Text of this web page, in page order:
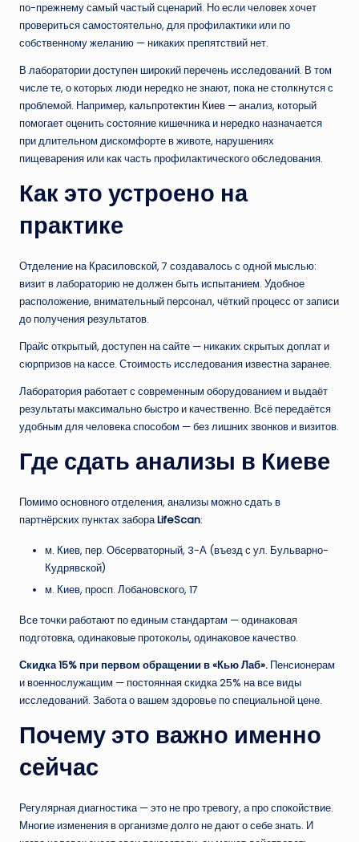
по-прежнему самый частый сценарий. Но если человек хочет
провериться самостоятельно, для профилактики или по
собственному желанию — никаких препятствий нет.
В лаборатории доступен широкий перечень исследований. В том
числе те, о которых люди нередко не знают, пока не столкнутся с
проблемой. Например, кальпротектин Киев — анализ, который
помогает оценить состояние кишечника и нередко назначается
при длительном дискомфорте в животе, нарушениях
пищеварения или как часть профилактического обследования.
Как это устроено на
практике
Отделение на Красиловской, 7 создавалось с одной мыслью:
визит в лабораторию не должен быть испытанием. Удобное
расположение, внимательный персонал, чёткий процесс от записи
до получения результатов.
Прайс открытый, доступен на сайте — никаких скрытых доплат и
сюрпризов на кассе. Стоимость исследования известна заранее.
Лаборатория работает с современным оборудованием и выдаёт
результаты максимально быстро и качественно. Всё передаётся
удобным для человека способом — без лишних звонков и визитов.
Где сдать анализы в Киеве
Помимо основного отделения, анализы можно сдать в
партнёрских пунктах забораLifeScan:
м. Киев, пер. Обсерваторный, 3-А (въезд с ул. Бульварно-
Кудрявской)
м. Киев, просп. Лобановского, 17
Все точки работают по единым стандартам — одинаковая
подготовка, одинаковые протоколы, одинаковое качество.
Скидка 15% при первом обращении в «Кью Лаб». Пенсионерам
и военнослужащим — постоянная скидка 25% на все виды
исследований. Забота о вашем здоровье по специальной цене.
Почему это важно именно
сейчас
Регулярная диагностика — это не про тревогу, а про спокойствие.
Многие изменения в организме долго не дают о себе знать. И